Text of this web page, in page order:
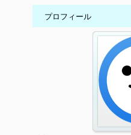
プロフィール